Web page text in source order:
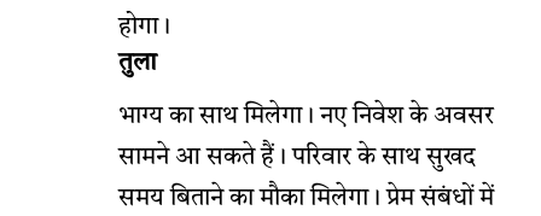
होगा।
तुला
भाग्य का साथ मिलेगा। नए निवेश के अवसर
सामने आ सकते हैं। परिवार के साथ सुखद
समय बिताने का मौका मिलेगा। प्रेम संबंधों में